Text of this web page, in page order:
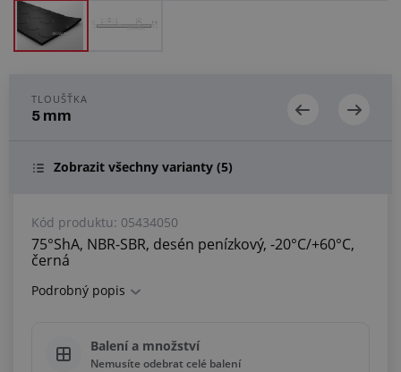
TLOUŠŤKA
5 mm
Zobrazit všechny varianty (5)
Kód produktu: 05434050
75°ShA, NBR-SBR, desén penízkový, -20°C/+60°C,
černá
Podrobný popis
Balení a množství
Nemusíte odebrat celé balení